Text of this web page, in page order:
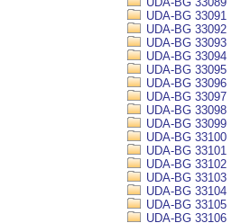
UDA-BG 33091
UDA-BG 33092
UDA-BG 33093
UDA-BG 33094
UDA-BG 33095
UDA-BG 33096
UDA-BG 33097
UDA-BG 33098
UDA-BG 33099
UDA-BG 33100
UDA-BG 33101
UDA-BG 33102
UDA-BG 33103
UDA-BG 33104
UDA-BG 33105
UDA-BG 33106